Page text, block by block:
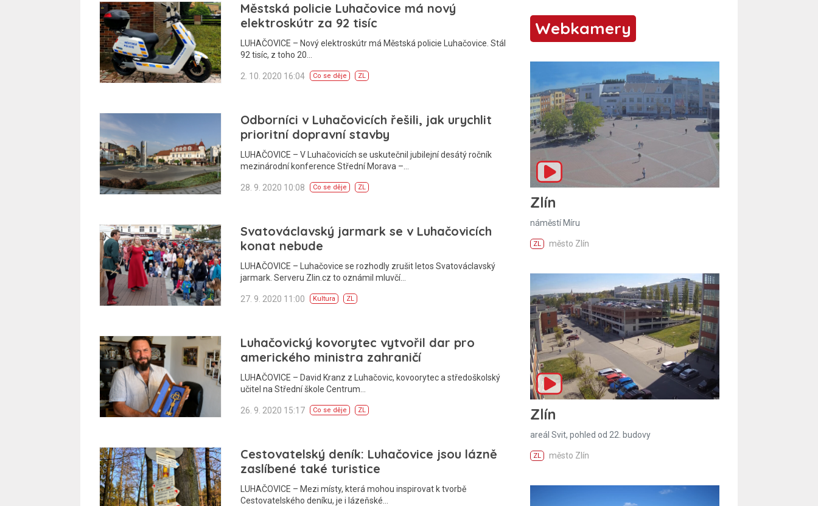
Městská policie Luhačovice má nový
elektroskútr za 92 tisíc
LUHAČOVICE – Nový elektroskútr má Městská policie Luhačovice. Stál
92 tisíc, z toho 20…
2. 10. 2020 16:04 Co se děje ZL
Odborníci v Luhačovicích řešili, jak urychlit
prioritní dopravní stavby
LUHAČOVICE – V Luhačovicích se uskutečnil jubilejní desátý ročník
mezinárodní konference Střední Morava –…
28. 9. 2020 10:08 Co se děje ZL
Svatováclavský jarmark se v Luhačovicích
konat nebude
LUHAČOVICE – Luhačovice se rozhodly zrušit letos Svatováclavský
jarmark. Serveru Zlin.cz to oznámil mluvčí…
27. 9. 2020 11:00 Kultura ZL
Luhačovický kovorytec vytvořil dar pro
amerického ministra zahraničí
LUHAČOVICE – David Kranz z Luhačovic, kovoorytec a středoškolský
učitel na Střední škole Centrum…
26. 9. 2020 15:17 Co se děje ZL
Cestovatelský deník: Luhačovice jsou lázně
zaslíbené také turistice
LUHAČOVICE – Mezi místy, která mohou inspirovat k tvorbě
Cestovatelského deníku, je i lázeňské…
Webkamery
Zlín
náměstí Míru
ZL město Zlín
Zlín
areál Svit, pohled od 22. budovy
ZL město Zlín